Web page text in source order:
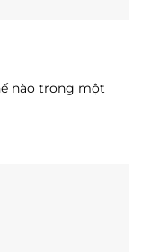
nào trong một